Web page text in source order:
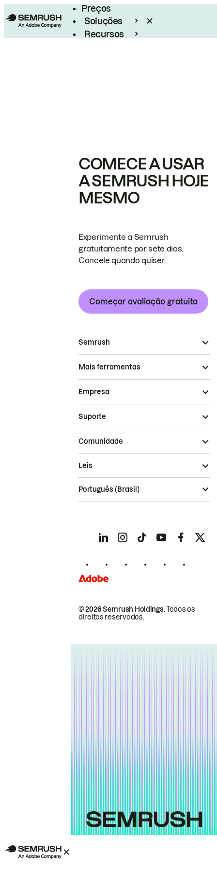
Preços
Soluções
Recursos
COMECE A USAR
A SEMRUSH HOJE
MESMO
Experimente a Semrush
gratuitamente por sete dias.
Cancele quando quiser.
Começar avaliação gratuita
Semrush
Mais ferramentas
Empresa
Suporte
Comunidade
© 2026 Semrush Holdings.Todos os
direitos reservados.
Leis
Português (Brasil)